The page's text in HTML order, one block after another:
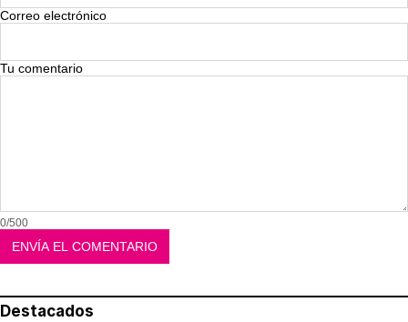
Correo electrónico
Tu comentario
0/500
Destacados